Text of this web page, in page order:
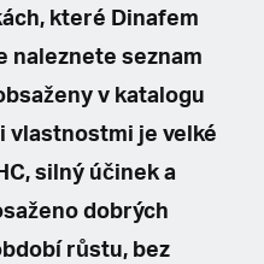
které Dinafem
naleznete seznam
v katalogu
vlastnostmi je velké
silný účinek a
dobrých
růstu, bez